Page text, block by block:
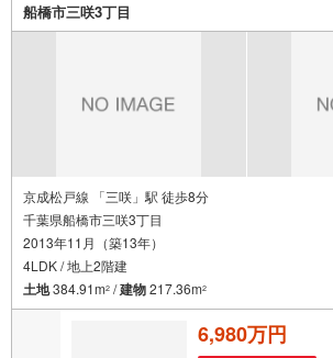
船橋市三咲3丁目
京成松戸線 「三咲」駅 徒歩8分
千葉県船橋市三咲3丁目
2013年11月（築13年）
4LDK / 地上2階建
土地384.91m2 /建物217.36m2
6,980万円